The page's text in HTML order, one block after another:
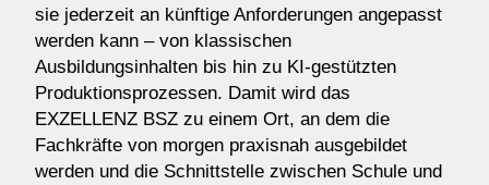
sie jederzeit an künftige Anforderungen angepasst
werden kann – von klassischen
Ausbildungsinhalten bis hin zu KI-gestützten
Produktionsprozessen. Damit wird das
EXZELLENZ BSZ zu einem Ort, an dem die
Fachkräfte von morgen praxisnah ausgebildet
werden und die Schnittstelle zwischen Schule und